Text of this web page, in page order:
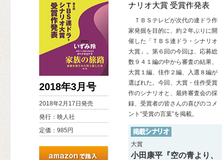
ナリオ大賞 受賞作発表
ＴＢＳテレビが次代の連ドラ作
家発掘を目的に、約２年ぶりに開
催した「ＴＢＳ連ドラ・シナリオ
大賞」。第６回の今回は、応募総
数９４１編の中から審査の結果、
大賞１編、佳作２編、入選８編が
選ばれた。今回、大賞・佳作受賞
作のシナリオと、最終審査会の採
録、受賞者の皆さんの喜びのコメ
ント“受賞の言葉”を掲載。
大賞
小田康平『空の青より、
2018年3月号
2018年2月17日発売
発行：映人社
定価：985円